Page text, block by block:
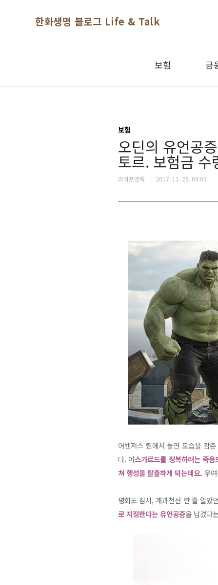
한화생명 블로그 Life & Talk
보험 금
보험
오딘의 유언공
토르. 보험금 수
라이프앤톡 2017. 11. 29. 09:00
어벤져스 팀에서 돌연 모습을 감
다. 아스가르드를 정복하려는 죽
쳐 행성을 탈출하게 되는데요. 우
평화도 잠시, 개과천선 한 줄 알았
로 지정한다는 유언공증을 남겼다